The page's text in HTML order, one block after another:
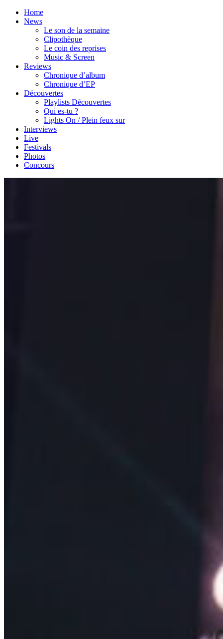
Home
News
Le son de la semaine
Clipothèque
Le coin des reprises
Music & Screen
Reviews
Chronique d’album
Chronique d’EP
Découvertes
Playlists Découvertes
Qui es-tu ?
Lights On / Plein feux sur
Interviews
Live
Festivals
Photos
Concours